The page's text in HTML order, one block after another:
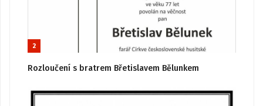
2
Rozloučení s bratrem Břetislavem Bělunkem